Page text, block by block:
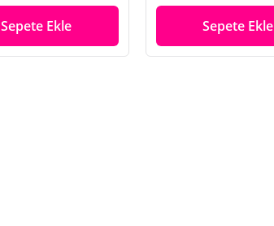
Sepete Ekle Sepete Ekle